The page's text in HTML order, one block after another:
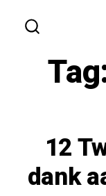
overslaan
IN-/
12
dank